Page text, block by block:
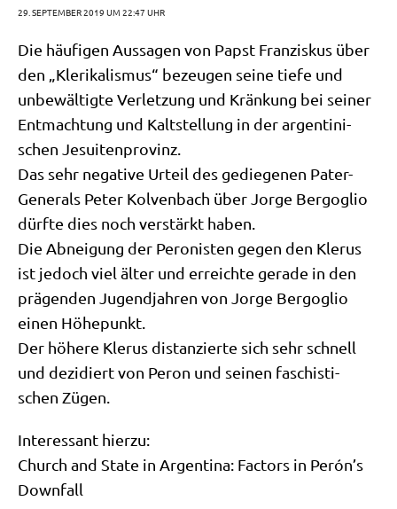
29. SEPTEMBER 2019 UM 22:47 UHR
Die häu­fi­gen Aus­sa­gen von Papst Fran­zis­kus über
den „Kle­ri­ka­lis­mus“ bezeu­gen sei­ne tie­fe und
unbe­wäl­tig­te Ver­let­zung und Krän­kung bei sei­ner
Ent­mach­tung und Kalt­stel­lung in der argen­ti­ni­
schen Jesuitenprovinz.
Das sehr nega­ti­ve Urteil des gedie­ge­nen Pater-
Gene­rals Peter Kol­ven­bach über Jor­ge Berg­o­glio
dürf­te dies noch ver­stärkt haben.
Die Abnei­gung der Pero­ni­sten gegen den Kle­rus
ist jedoch viel älter und erreich­te gera­de in den
prä­gen­den Jugend­jah­ren von Jor­ge Berg­o­glio
einen Höhepunkt.
Der höhe­re Kle­rus distan­zier­te sich sehr schnell
und dezi­diert von Peron und sei­nen faschi­sti­
schen Zügen.
Inter­es­sant hierzu:
Church and Sta­te in Argen­ti­na: Fac­tors in Perón’s
Downfall